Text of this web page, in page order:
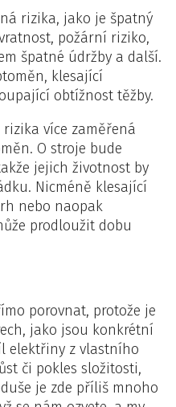
rizika, jako je špatný
požární riziko,
špatné údržby a další.
klesající
obtížnost těžby.
více zaměřená
O stroje bude
jejich životnost by
Nicméně klesající
nebo naopak
prodloužit dobu
porovnat, protože je
jako jsou konkrétní
elektřiny z vlastního
či pokles složitosti,
je zde příliš mnoho